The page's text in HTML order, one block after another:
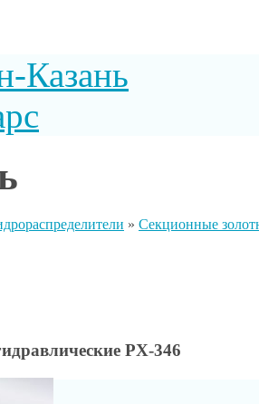
Казань
» Секционные
PX-346